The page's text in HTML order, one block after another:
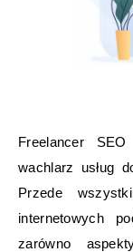
Freelancer
wachlarz usług
Przede
internetowych
zarówno